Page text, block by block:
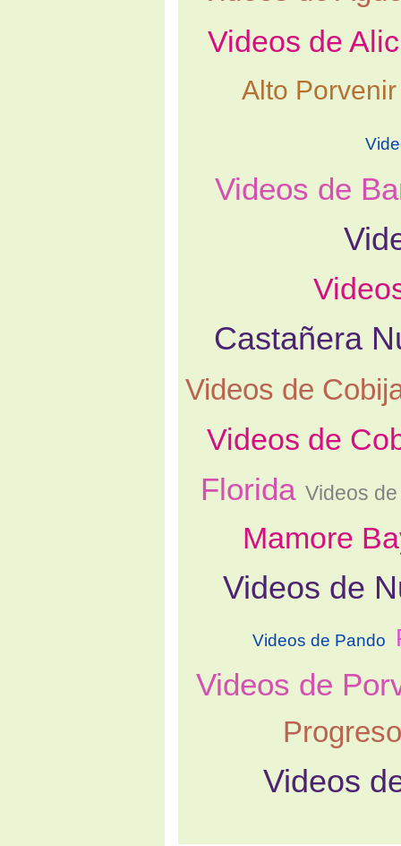
Videos de
Alto Porvenir
Videos de
Castañera
Videos de
Videos de
Florida Videos
Mamore
Videos de
Videos de Pando
Videos de
Videos